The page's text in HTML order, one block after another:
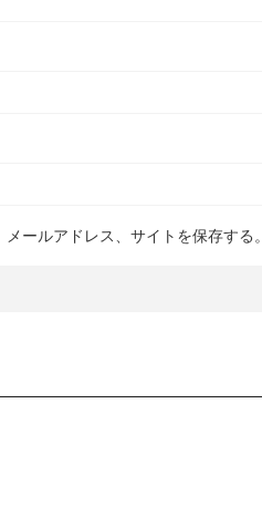
ールアドレス、サイトを保存する。